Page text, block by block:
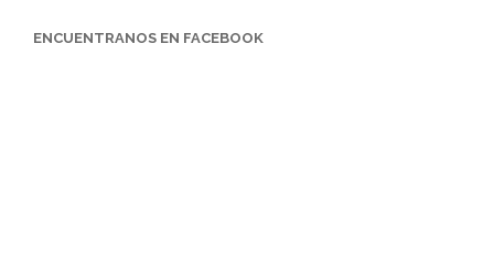
ENCUENTRANOS EN FACEBOOK